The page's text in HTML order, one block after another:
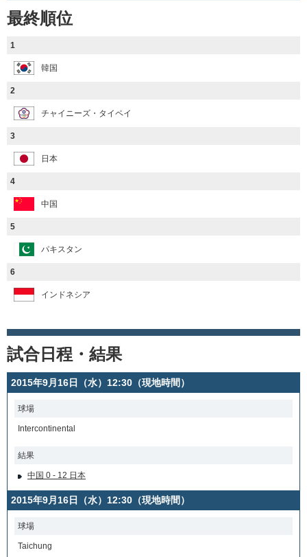
最終順位
1
韓国
2
チャイニーズ・タイペイ
3
日本
4
中国
5
パキスタン
6
インドネシア
試合日程・結果
2015年9月16日（水）12:30（現地時間）
球場
Intercontinental
結果
中国 0 - 12 日本
2015年9月16日（水）12:30（現地時間）
球場
Taichung